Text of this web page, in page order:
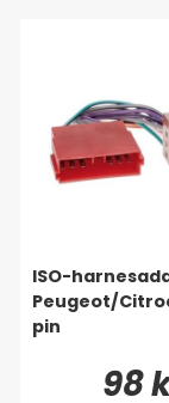
ISO-
Peugeot/
pin
98